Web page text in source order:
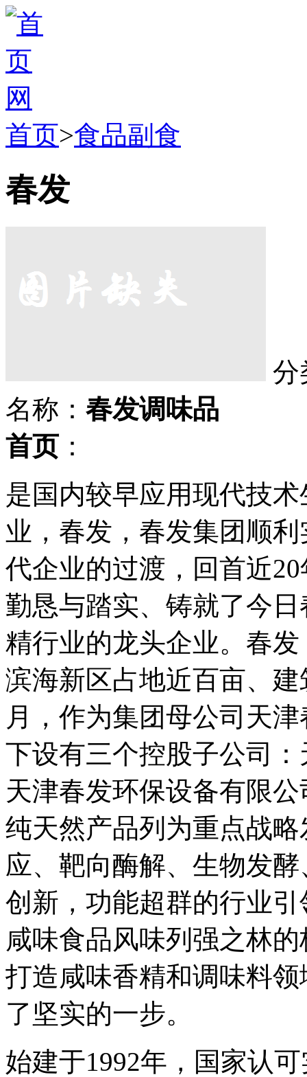
首页>食品副食
春发
分
名称： 春发调味品
首页 ：
是国内较早应用现代技
业，春发，春发集团顺
代企业的过渡，回首近
勤恳与踏实、铸就了今
精行业的龙头企业。春
滨海新区占地近百亩、
月，作为集团母公司天
下设有三个控股子公司
天津春发环保设备有限
纯天然产品列为重点战
应、靶向酶解、生物发
创新，功能超群的行业
咸味食品风味列强之林
打造咸味香精和调味料
了坚实的一步。
始建于1992年，国家认